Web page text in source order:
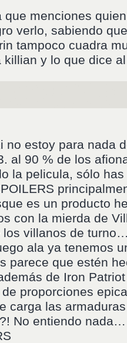
que menciones
verlo, sabiendo
tampoco cuadra
killian y lo que dice
no estoy para nada
al 90 % de los
la pelicula, sólo
es un producto
con la mierda de
los villanos de
ala ya tenemos
parece que estén
de Iron
proporciones
carga las
No entiendo